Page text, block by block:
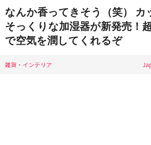
なんか香ってきそう（笑） カ
そっくりな加湿器が新発売！
で空気を潤してくれるぞ
雑貨・インテリア